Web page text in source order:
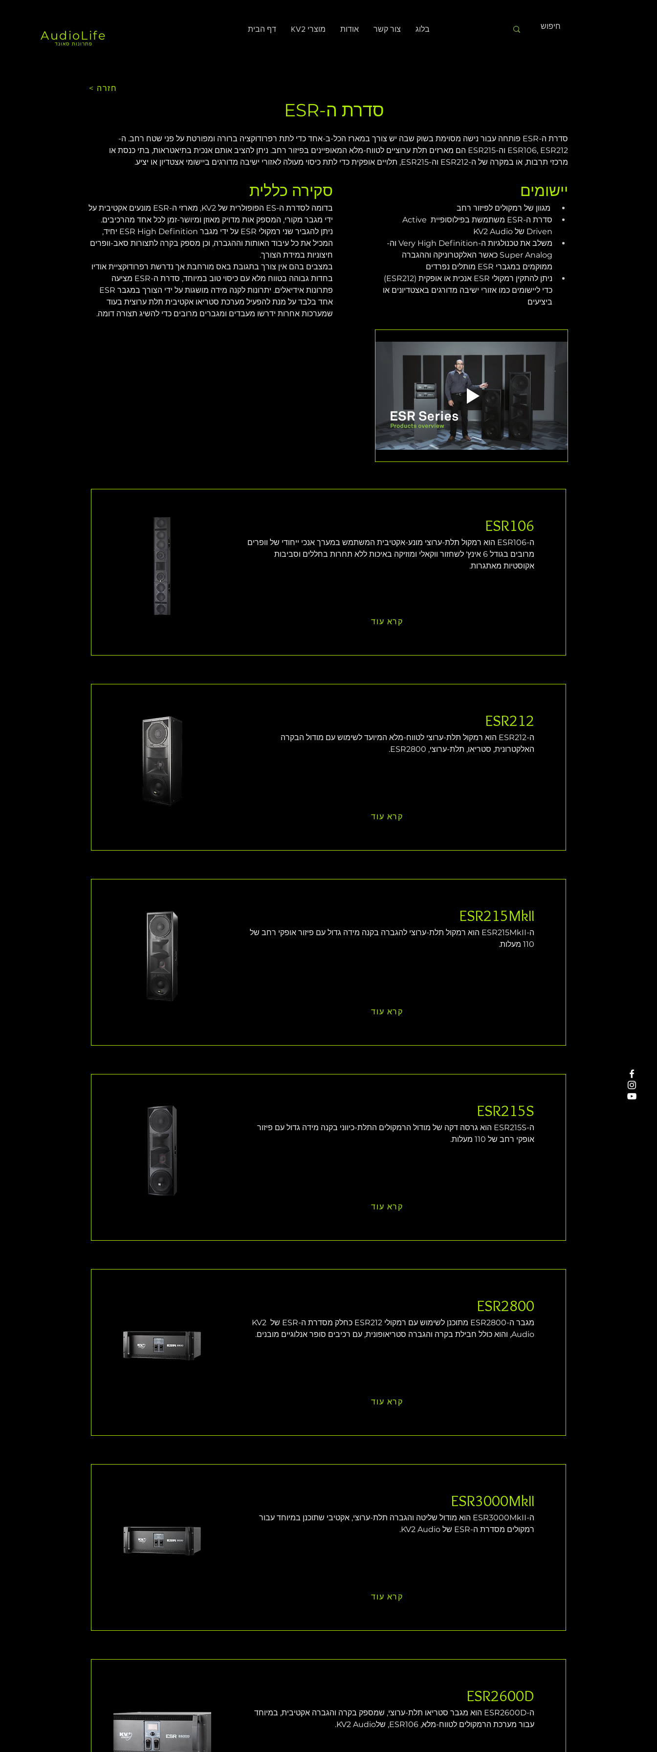
AudioLife
פתרונות סאונד
דף הבית KV2 מוצרי אודות צור קשר בלוג
סדרת ה-ESR
< חזרה
סדרת ה-ESR פותחה עבור נישה מסוימת בשוק שבה יש צורך במארז הכל-ב-אחד כדי לתת רפרודוקציה ברורה ומפורטת על פני שטח רחב. ה-
ESR106, ESR212 וה-ESR215 הם מארזים תלת ערוציים לטווח-מלא המאופיינים בפיזור רחב. ניתן להציב אותם אנכית בתיאטראות, בתי כנסת או
מרכזי תרבות, או במקרה של ה-ESR212 וה-ESR215, תלויים אופקית כדי לתת כיסוי מעולה לאזורי ישיבה מדורגים ביישומי אצטדיון או יציע.
סקירה כללית
בדומה לסדרת ה-ES הפופולרית של KV2, מארזי ה-ESR מונעים אקטיבית על
ידי מגבר מקורי, המספק אות מדויק מאוזן ומיושר-זמן לכל אחד מהרכיבים.
ניתן להגביר שני רמקולי ESR על ידי מגבר ESR High Definition יחיד,
המכיל את כל עיבוד האותות וההגברה, וכן מספק בקרה לתצורות סאב-וופרים
חיצוניות במידת הצורך.
במצבים בהם אין צורך בתגובת באס מורחבת אך נדרשת רפרודוקציית אודיו
בחדות גבוהה בטווח מלא עם כיסוי טוב במיוחד, סדרת ה-ESR מציעה
אחד בלבד על מנת להפעיל מערכת סטריאו אקטיבית תלת ערוצית בעוד
שמערכות אחרות ידרשו מעבדים ומגברים מרובים כדי להשיג תצורה דומה.
יישומים
מגוון של רמקולים לפיזור רחב
סדרת ה-ESR משתמשת בפילוסופיית Active
Driven של KV2 Audio
משלב את טכנולגיות ה-Very High Definition וה-
Super Analog כאשר האלקטרוניקה וההגברה
ממוקמים במגברי ESR מותלים נפרדים
ניתן להתקין רמקולי ESR אנכית או אופקית (ESR212)
כדי ליישומים כמו אזורי ישיבה מדורגים באצטדיונים או
ביציעים
ESR106
ה-ESR106 הוא רמקול תלת-ערוצי מונע-אקטיבית המשתמש במערך אנכי ייחודי של וופרים
מרובים בגודל 6 אינץ' לשחזור ווקאלי ומוזיקה באיכות ללא תחרות בחללים וסביבות
אקוסטיות מאתגרות.
קרא עוד
ESR212
ה-ESR212 הוא רמקול תלת-ערוצי לטווח-מלא המיועד לשימוש עם מודול הבקרה
האלקטרונית, סטריאו, תלת-ערוצי, ESR2800.
קרא עוד
ESR215MkII
ה-ESR215MkII הוא רמקול תלת-ערוצי להגברה בקנה מידה גדול עם פיזור אופקי רחב של
110 מעלות.
קרא עוד
ESR215S
ה-ESR215S הוא גרסה דקה של מודול הרמקולים התלת-כיווני בקנה מידה גדול עם פיזור
אופקי רחב של 110 מעלות.
קרא עוד
ESR2800
מגבר ה-ESR2800 מתוכנן לשימוש עם רמקולי ESR212 כחלק מסדרת ה-ESR של KV2
Audio, והוא כולל חבילת בקרה והגברה סטריאופונית, עם רכיבים סופר אנלוגיים מובנים.
קרא עוד
ESR3000MkII
ה-ESR3000MkII הוא מודול שליטה והגברה תלת-ערוצי, אקטיבי שתוכנן במיוחד עבור
רמקולים מסדרת ה-ESR של KV2 Audio.
קרא עוד
ESR2600D
ה-ESR2600D הוא מגבר סטריאו תלת-ערוצי, שמספק בקרה והגברה אקטיבית, במיוחד
עבור מערכת הרמקולים לטווח-מלא, ESR106, שלKV2 Audio.